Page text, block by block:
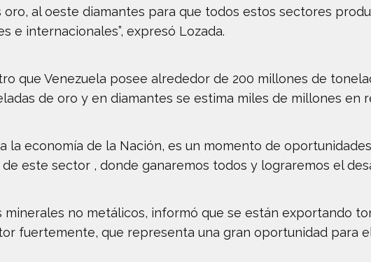
al oeste diamantes para que todos estos sectores
e internacionales”, expresó Lozada.
que Venezuela posee alrededor de 200 millones de
de oro y en diamantes se estima miles de millones en
la economía de la Nación, es un momento de
este sector , donde ganaremos todos y lograremos el
no metálicos, informó que se están exportando
fuertemente, que representa una gran oportunidad para